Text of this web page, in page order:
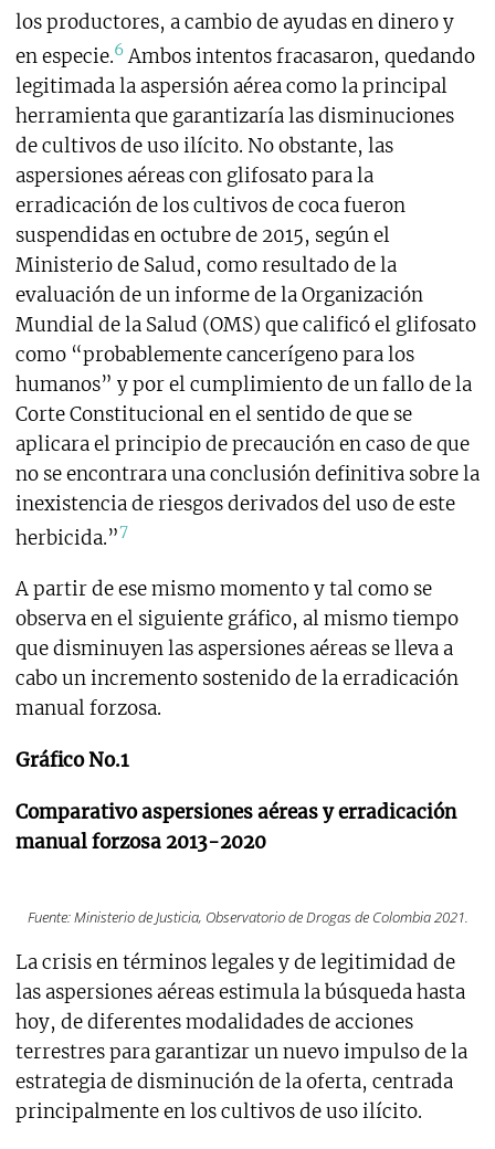
los productores, a cambio de ayudas en dinero y
en especie.6Ambos intentos fracasaron, quedando
legitimada la aspersión aérea como la principal
herramienta que garantizaría las disminuciones
de cultivos de uso ilícito. No obstante, las
aspersiones aéreas con glifosato para la
erradicación de los cultivos de coca fueron
suspendidas en octubre de 2015, según el
Ministerio de Salud, como resultado de la
evaluación de un informe de la Organización
Mundial de la Salud (OMS) que calificó el glifosato
como “probablemente cancerígeno para los
humanos” y por el cumplimiento de un fallo de la
Corte Constitucional en el sentido de que se
aplicara el principio de precaución en caso de que
no se encontrara una conclusión definitiva sobre la
inexistencia de riesgos derivados del uso de este
herbicida.”7
A partir de ese mismo momento y tal como se
observa en el siguiente gráfico, al mismo tiempo
que disminuyen las aspersiones aéreas se lleva a
cabo un incremento sostenido de la erradicación
manual forzosa.
Gráfico No.1
Comparativo aspersiones aéreas y erradicación
manual forzosa 2013-2020
Fuente: Ministerio de Justicia, Observatorio de Drogas de Colombia 2021.
La crisis en términos legales y de legitimidad de
las aspersiones aéreas estimula la búsqueda hasta
hoy, de diferentes modalidades de acciones
terrestres para garantizar un nuevo impulso de la
estrategia de disminución de la oferta, centrada
principalmente en los cultivos de uso ilícito.